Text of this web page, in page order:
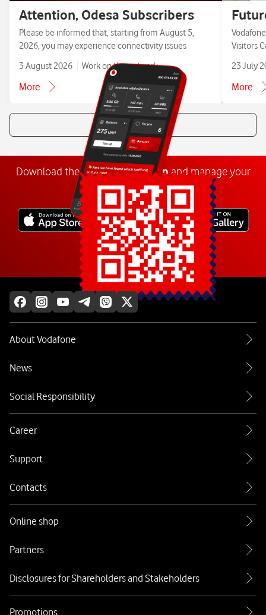
Attention, Odesa Subscribers
Please be informed that, starting from August 5,
2026, you may experience connectivity issues
3 August 2026
Work on the network
More
Visitors
23 July
More
All news
Download theMyVodafone app and manage your
number anywhere.
Explore more
About Vodafone
News
Social Responsibility
Career
Support
Contacts
Online shop
Partners
Disclosures for Shareholders and Stakeholders
Promotions